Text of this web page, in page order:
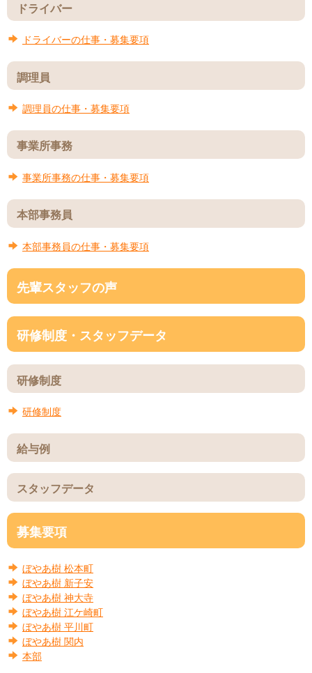
ドライバー
ドライバーの仕事・募集要項
調理員
調理員の仕事・募集要項
事業所事務
事業所事務の仕事・募集要項
本部事務員
本部事務員の仕事・募集要項
先輩スタッフの声
研修制度・ スタッフデータ
研修制度
研修制度
給与例
スタッフデータ
募集要項
ぼやあ樹松本町
ぼやあ樹 新子安
ぼやあ樹神大寺
ぼやあ樹江ケ崎町
ぼやあ樹平川町
ぼやあ樹関内
本部